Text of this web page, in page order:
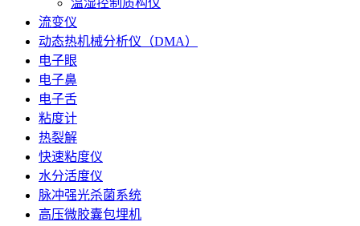
温湿控制质构仪
流变仪
动态热机械分析仪（DMA）
电子眼
电子鼻
电子舌
粘度计
热裂解
快速粘度仪
水分活度仪
脉冲强光杀菌系统
高压微胶囊包埋机